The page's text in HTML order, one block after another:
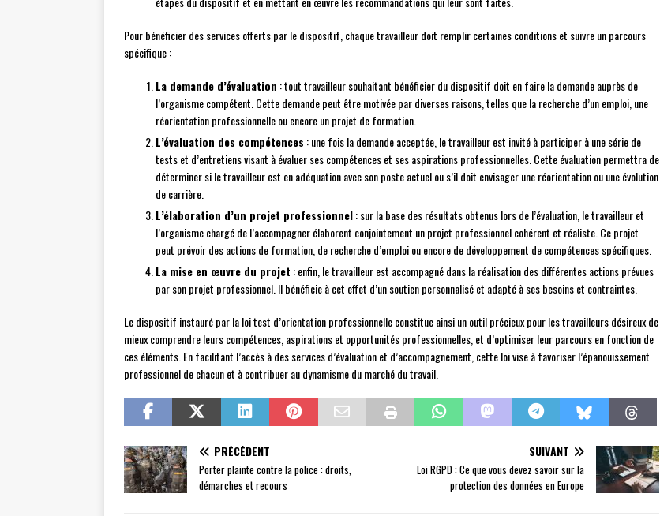
Pour bénéficier des services offerts par le dispositif, chaque travailleur doit remplir certaines conditions et suivre un parcours
spécifique :
La demande d’évaluation : tout travailleur souhaitant bénéficier du dispositif doit en faire la demande auprès de
l’organisme compétent. Cette demande peut être motivée par diverses raisons, telles que la recherche d’un emploi, une
réorientation professionnelle ou encore un projet de formation.
L’évaluation des compétences : une fois la demande acceptée, le travailleur est invité à participer à une série de
tests et d’entretiens visant à évaluer ses compétences et ses aspirations professionnelles. Cette évaluation permettra de
déterminer si le travailleur est en adéquation avec son poste actuel ou s’il doit envisager une réorientation ou une évolution
de carrière.
L’élaboration d’un projet professionnel: sur la base des résultats obtenus lors de l’évaluation, le travailleur et
l’organisme chargé de l’accompagner élaborent conjointement un projet professionnel cohérent et réaliste. Ce projet
peut prévoir des actions de formation, de recherche d’emploi ou encore de développement de compétences spécifiques.
La mise en œuvre du projet : enfin, le travailleur est accompagné dans la réalisation des différentes actions prévues
par son projet professionnel. Il bénéficie à cet effet d’un soutien personnalisé et adapté à ses besoins et contraintes.
Le dispositif instauré par la loi test d’orientation professionnelle constitue ainsi un outil précieux pour les travailleurs désireux de
mieux comprendre leurs compétences, aspirations et opportunités professionnelles, et d’optimiser leur parcours en fonction de
ces éléments. En facilitant l’accès à des services d’évaluation et d’accompagnement, cette loi vise à favoriser l’épanouissement
professionnel de chacun et à contribuer au dynamisme du marché du travail.
PRÉCÉDENT
Porter plainte contre la police : droits,
démarches et recours
SUIVANT
Loi RGPD : Ce que vous devez savoir sur la
protection des données en Europe